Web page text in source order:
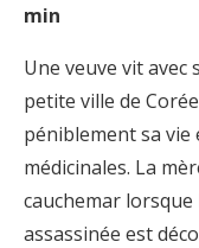
min
Une veuve vit avec
petite ville de
péniblement sa vie
médicinales. La
cauchemar lorsque
assassinée est